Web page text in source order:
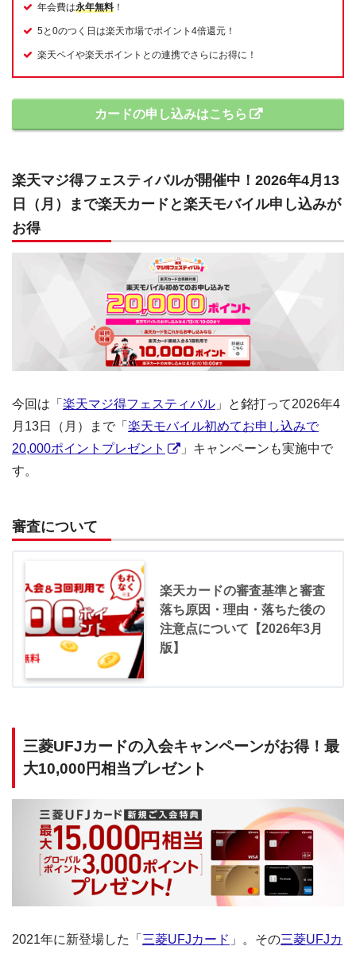
年会費は永年無料 ！
5と0のつく日は楽天市場でポイント4倍還元！
楽天ペイや楽天ポイントとの連携でさらにお得に！
カードの申し込みはこちら
楽天マジ得フェスティバルが開催中！2026年4月13
日（月）まで楽天カードと楽天モバイル申し込みが
お得
今回は「 楽天マジ得フェスティバル 」と銘打って2026年4
月13日（月）まで「 楽天モバイル初めてお申し込みで
20,000ポイントプレゼント
」キャンペーンも実施中で
す。
審査について
楽天カードの審査基準と審査
落ち原因・理由・落ちた後の
注意点について【2026年3月
版】
三菱UFJカードの入会キャンペーンがお得！最
大10,000円相当プレゼント
2021年に新登場した「 三菱UFJカード 」。その三菱UFJカ